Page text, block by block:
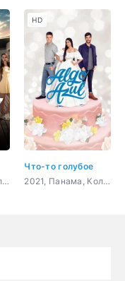
2026, Турция, мелодрама, драма
Что-то голубое
2021, Панама, Колумбия, комедия
HD